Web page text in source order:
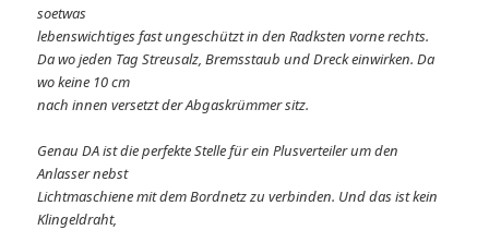
soetwas
lebenswichtiges fast ungeschützt in den Radksten vorne rechts.
Da wo jeden Tag Streusalz, Bremsstaub und Dreck einwirken. Da
wo keine 10 cm
nach innen versetzt der Abgaskrümmer sitz.
Genau DA ist die perfekte Stelle für ein Plusverteiler um den
Anlasser nebst
Lichtmaschiene mit dem Bordnetz zu verbinden. Und das ist kein
Klingeldraht,